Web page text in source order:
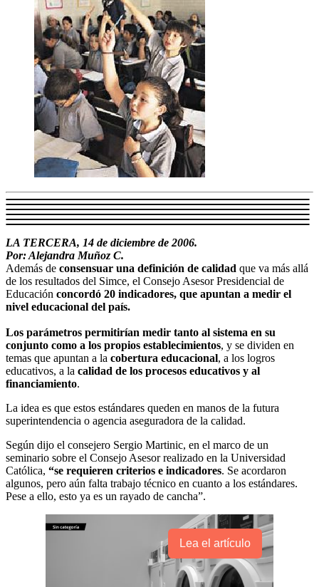
LA TERCERA, 14 de diciembre de 2006.
Por: Alejandra Muñoz C.
Además de consensuar una definición de calidad que va más allá
de los resultados del Simce, el Consejo Asesor Presidencial de
Educación concordó 20 indicadores, que apuntan a medir el
nivel educacional del país.
Los parámetros permitirían medir tanto al sistema en su
conjunto como a los propios establecimientos, y se dividen en
temas que apuntan a la cobertura educacional, a los logros
educativos, a la calidad de los procesos educativos y al
financiamiento.
La idea es que estos estándares queden en manos de la futura
superintendencia o agencia aseguradora de la calidad.
Según dijo el consejero Sergio Martinic, en el marco de un
seminario sobre el Consejo Asesor realizado en la Universidad
Católica, “se requieren criterios e indicadores. Se acordaron
algunos, pero aún falta trabajo técnico en cuanto a los estándares.
Pese a ello, esto ya es un rayado de cancha”.
Lea el artículo